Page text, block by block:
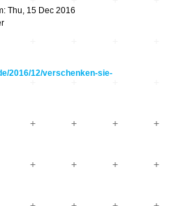
Thu, 15 Dec 2016
2016/12/verschenken-sie-